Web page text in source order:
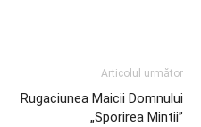
Articolul următor
Rugaciunea Maicii Domnului
„Sporirea Mintii”